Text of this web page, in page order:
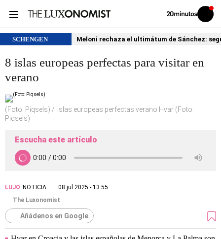
Volver
Iniciar
sesión
SCHENGEN Meloni rechaza el ultimátum de Sánchez:
8 islas europeas perfectas para visitar en
verano
(Foto: Piqsels)
islas europeas perfectas verano Hvar (Foto:
Piqsels)
Escucha este artículo
LUJO NOTICIA
08 jul 2025 - 13:55
The Luxonomist
Añádenos en Google